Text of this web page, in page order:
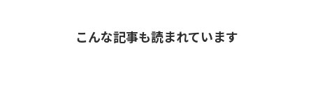
こんな記事も読まれています